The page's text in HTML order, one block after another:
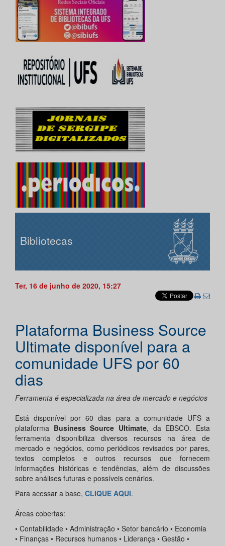
Bibliotecas
Ter, 16 de junho de 2020, 15:27
Plataforma Business Source
Ultimate disponível para a
comunidade UFS por 60
dias
Ferramenta é especializada na área de mercado e negócios
Está disponível por 60 dias para a comunidade UFS a
plataforma Business Source Ultimate, da EBSCO. Esta
ferramenta disponibiliza diversos recursos na área de
mercado e negócios, como periódicos revisados ​​por pares,
textos completos e outros recursos que fornecem
informações históricas e tendências, além de discussões
sobre análises futuras e possíveis cenários.
Para acessar a base, CLIQUE AQUI.
Áreas cobertas:
• Contabilidade • Administração • Setor bancário • Economia
• Finanças • Recursos humanos • Liderança • Gestão •